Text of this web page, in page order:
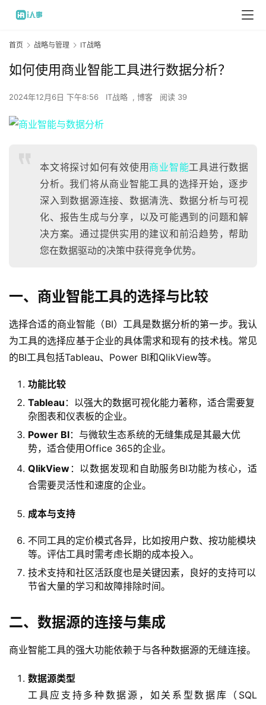
首页 战略与管理 IT战略
如何使用商业智能工具进行数据分析？
2024年12月6日 下午8:56 IT战略 , 博客 阅读 39
本文将探讨如何有效使用 商业智能工具进行数据
分析。我们将从商业智能工具的选择开始，逐步
深入到数据源连接、数据清洗、数据分析与可视
化、报告生成与分享，以及可能遇到的问题和解
决方案。通过提供实用的建议和前沿趋势，帮助
您在数据驱动的决策中获得竞争优势。
一、商业智能工具的选择与比较
选择合适的商业智能（BI）工具是数据分析的第一步。我认
为工具的选择应基于企业的具体需求和现有的技术栈。常见
的BI工具包括Tableau、Power BI和QlikView等。
功能比较
Tableau ：以强大的数据可视化能力著称，适合需要复
杂图表和仪表板的企业。
Power BI：与微软生态系统的无缝集成是其最大优
势，适合使用Office 365的企业。
QlikView ：以数据发现和自助服务BI功能为核心，适
合需要灵活性和速度的企业。
成本与支持
不同工具的定价模式各异，比如按用户数、按功能模块
等。评估工具时需考虑长期的成本投入。
技术支持和社区活跃度也是关键因素，良好的支持可以
节省大量的学习和故障排除时间。
二、数据源的连接与集成
商业智能工具的强大功能依赖于与各种数据源的无缝连接。
数据源类型
工具应支持多种数据源，如关系型数据库（SQL